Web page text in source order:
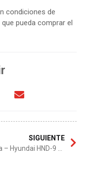
condiciones de
pueda comprar el
SIGUIENTE